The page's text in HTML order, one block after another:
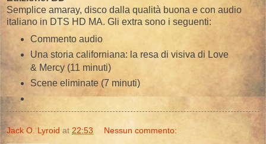
Semplice amaray, disco dalla qualità buona e con audio
italiano in DTS HD MA. Gli extra sono i seguenti:
Commento audio
Una storia californiana: la resa di visiva di Love
& Mercy (11 minuti)
Scene eliminate (7 minuti)
Jack O. Lyroid at 22:53 Nessun commento: